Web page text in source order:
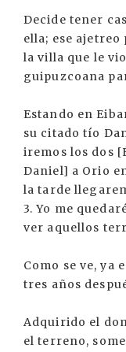
Decide tener
ella; ese
la villa que le
guipuzcoana
Estando en
su citado tío
iremos los dos
Daniel] a Orio
la tarde
3. Yo me
ver aquellos
Como se ve, ya
tres años
Adquirido el
el terreno,